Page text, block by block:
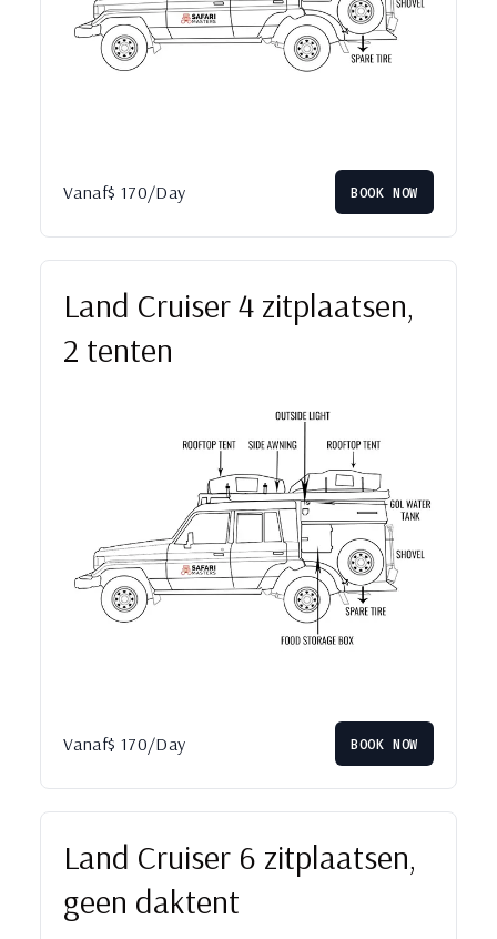
Vanaf$ 170/Day BOOK NOW
Land Cruiser 4 zitplaatsen,
2 tenten
Vanaf$ 170/Day BOOK NOW
Land Cruiser 6 zitplaatsen,
geen daktent